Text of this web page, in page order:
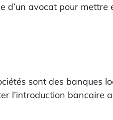
avocat pour
sont des banques
l’introduction bancaire